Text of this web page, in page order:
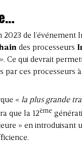
2023 de
des processeurs
». Ce qui devrait
ces processeurs à
« la plus grande
que la 12ème
» en introduisant